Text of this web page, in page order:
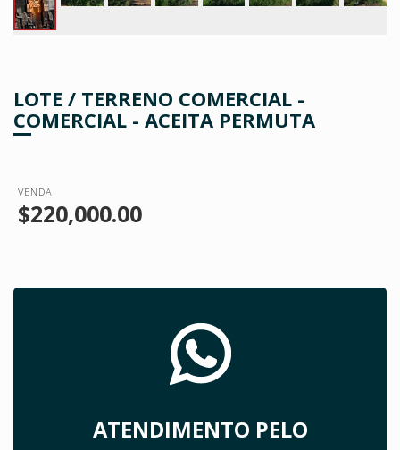
LOTE / TERRENO COMERCIAL -
COMERCIAL - ACEITA PERMUTA
VENDA
$220,000.00
ATENDIMENTO PELO